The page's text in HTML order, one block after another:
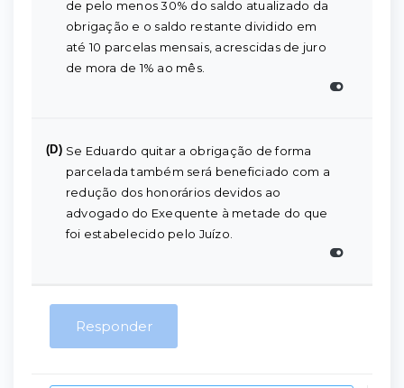
de pelo menos 30% do saldo atualizado da
obrigação e o saldo restante dividido em
até 10 parcelas mensais, acrescidas de juro
de mora de 1% ao mês.
(D) Se Eduardo quitar a obrigação de forma
parcelada também será beneficiado com a
redução dos honorários devidos ao
advogado do Exequente à metade do que
foi estabelecido pelo Juízo.
Responder